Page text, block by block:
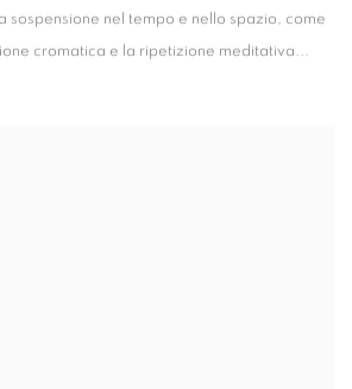
sospensione nel tempo e nello spazio, come
cromatica e la ripetizione meditativa...